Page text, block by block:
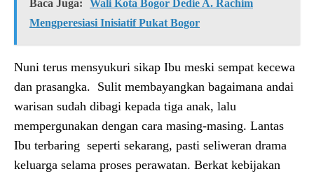
Baca Juga:
Wali Kota Bogor Dedie A. Rachim
Mengperesiasi Inisiatif Pukat Bogor
Nuni terus mensyukuri sikap Ibu meski sempat kecewa
dan prasangka. Sulit membayangkan bagaimana andai
warisan sudah dibagi kepada tiga anak, lalu
mempergunakan dengan cara masing-masing. Lantas
Ibu terbaring seperti sekarang, pasti seliweran drama
keluarga selama proses perawatan. Berkat kebijakan